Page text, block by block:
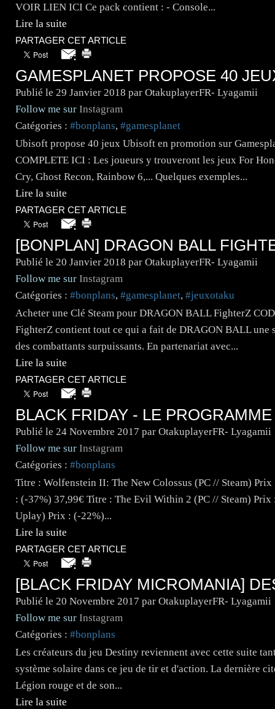
VOIR LIEN ICI Ce pack contient : - Console...
Lire la suite
PARTAGER CET ARTICLE
GAMESPLANET PROPOSE 40
Publié le 29 Janvier 2018 par OtakuplayerFR- Lyagamii
Follow me sur Instagram
Catégories : #bonplans, #gamesplanet
Ubisoft propose 40 jeux Ubisoft en promotion sur
COMPLETE ICI : Les joueurs y trouveront les jeux For
Cry, Ghost Recon, Rainbow 6,... Quelques exemples...
Lire la suite
PARTAGER CET ARTICLE
[BONPLAN] DRAGON BALL
Publié le 20 Janvier 2018 par OtakuplayerFR- Lyagamii
Follow me sur Instagram
Catégories : #bonplans, #gamesplanet, #jeuxotaku
Acheter une Clé Steam pour DRAGON BALL FighterZ
FighterZ contient tout ce qui a fait de DRAGON BALL une
des combattants surpuissants. En partenariat avec...
Lire la suite
PARTAGER CET ARTICLE
BLACK FRIDAY - LE
Publié le 24 Novembre 2017 par OtakuplayerFR- Lyagamii
Follow me sur Instagram
Catégories : #bonplans
Titre : Wolfenstein II: The New Colossus (PC // Steam)
: (-37%) 37,99€ Titre : The Evil Within 2 (PC // Steam)
Uplay) Prix : (-22%)...
Lire la suite
PARTAGER CET ARTICLE
[BLACK FRIDAY MICROMANIA]
Publié le 20 Novembre 2017 par OtakuplayerFR- Lyagamii
Follow me sur Instagram
Catégories : #bonplans
Les créateurs du jeu Destiny reviennent avec cette suite
système solaire dans ce jeu de tir et d'action. La dernière
Légion rouge et de son...
Lire la suite